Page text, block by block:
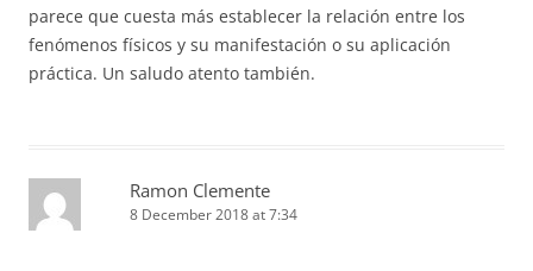
parece que cuesta más establecer la relación entre los
fenómenos físicos y su manifestación o su aplicación
práctica. Un saludo atento también.
Ramon Clemente
8 December 2018 at 7:34